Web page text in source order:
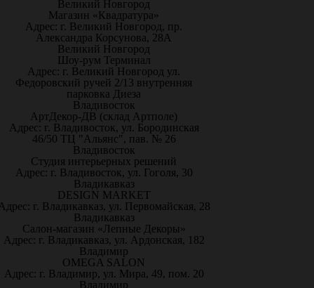
Великий Новгород
Магазин «Квадратура»
Адрес: г. Великий Новгород, пр.
Александра Корсунова, 28А
Великий Новгород
Шоу-рум Терминал
Адрес: г. Великий Новгород ул.
Федоровский ручей 2/13 внутренняя
парковка Диеза
Владивосток
АртДекор-ДВ (склад Артполе)
Адрес: г. Владивосток, ул. Бородинская
46/50 ТЦ "Альянс", пав. № 26
Владивосток
Студия интерьерных решений
Адрес: г. Владивосток, ул. Гоголя, 30
Владикавказ
DESIGN MARKET
г. Владикавказ, ул. Первомайская, 28
Владикавказ
Салон-магазин «Лепные Декоры»
Адрес: г. Владикавказ, ул. Ардонская, 182
Владимир
OMEGA SALON
Адрес: г. Владимир, ул. Мира, 49, пом. 20
Владимир